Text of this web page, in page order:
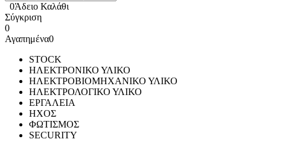
0Άδειο Καλάθι
Σύγκριση
0
Αγαπημένα0
STOCK
ΗΛΕΚΤΡΟΝΙΚΟ ΥΛΙΚΟ
ΗΛΕΚΤΡΟΒΙΟΜΗΧΑΝΙΚΟ ΥΛΙΚΟ
ΗΛΕΚΤΡΟΛΟΓΙΚΟ ΥΛΙΚΟ
ΕΡΓΑΛΕΙΑ
ΗΧΟΣ
ΦΩΤΙΣΜΟΣ
SECURITY